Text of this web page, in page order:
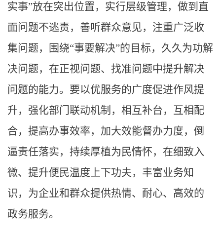
实事”放在突出位置，实行层级管理，做到直
面问题不逃责，善听群众意见，注重广泛收
集问题，围绕“事要解决”的目标，久久为功解
决问题，在正视问题、找准问题中提升解决
问题的能力。要以优服务的广度促进作风提
升，强化部门联动机制，相互补台，互相配
合，提高办事效率，加大效能督办力度，倒
逼责任落实，持续厚植为民情怀，在细致入
微、提升便民温度上下功夫，丰富业务知
识，为企业和群众提供热情、耐心、高效的
政务服务。